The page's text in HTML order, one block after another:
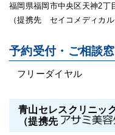
福岡県福岡市中央区天神2丁
（提携先 セイコメディカ
予約受付・ご相談
フリーダイヤル
青山セレスクリニッ
（提携先